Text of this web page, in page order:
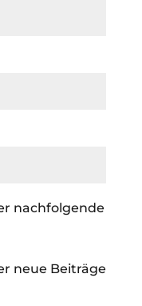
nachfolgende
neue Beiträge